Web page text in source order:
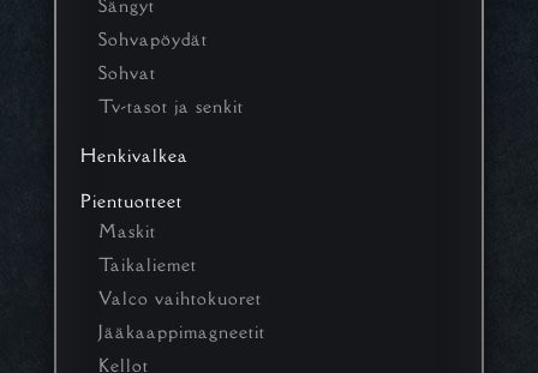
Sängyt
Sohvapöydät
Sohvat
Tv-tasot ja senkit
Henkivalkea
Pientuotteet
Maskit
Taikaliemet
Valco vaihtokuoret
Jääkaappimagneetit
Kellot